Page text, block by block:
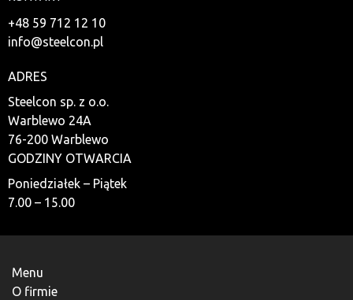
+48 59 712 12 10
info@steelcon.pl
ADRES
Steelcon sp. z o.o.
Warblewo 24A
76-200 Warblewo
GODZINY OTWARCIA
Poniedziałek – Piątek
7.00 – 15.00
Menu
O firmie